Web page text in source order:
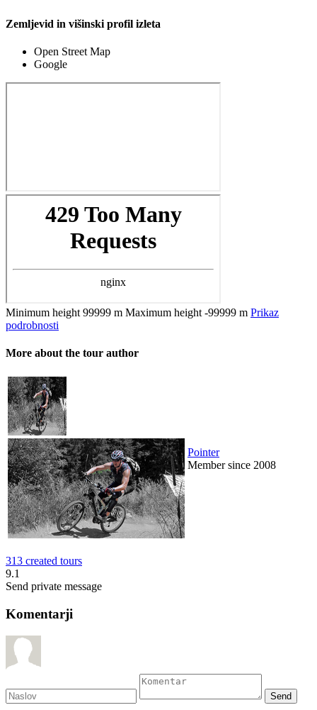
Zemljevid in višinski profil izleta
Open Street Map
Google
Minimum height 99999 m Maximum height -99999 m Prikaz
podrobnosti
More about the tour author
Pointer
Member since 2008
313 created tours
9.1
Send private message
Komentarji